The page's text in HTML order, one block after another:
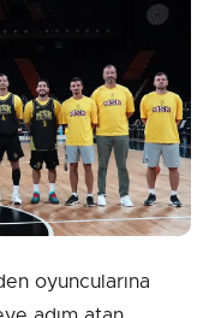
oyuncularına